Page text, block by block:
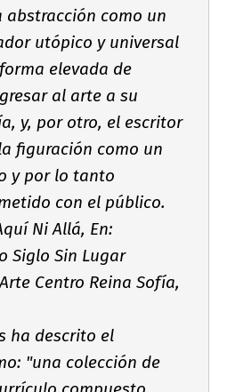
como un
utópico y universal
elevada de
al arte a su
y, por otro, el escritor
figuración como un
y por lo tanto
con el público.
Ni Allá, En:
Siglo Sin Lugar
Centro Reina Sofí­a,
ha descrito el
"una colección de